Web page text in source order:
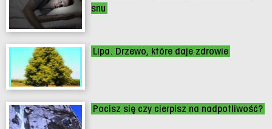
snu
Lipa. Drzewo, które daje zdrowie
Pocisz się czy cierpisz na nadpotliwość?